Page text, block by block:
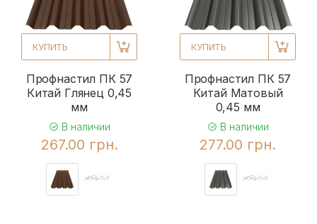
КУПИТЬ
Профнастил ПК 57
Китай Глянец 0,45
мм
В наличии
267.00 грн.
КУПИТЬ
Профнастил ПК 57
Китай Матовый
0,45 мм
В наличии
277.00 грн.